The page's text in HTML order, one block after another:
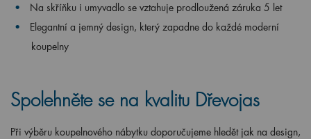
Na skříňku i umyvadlo se vztahuje prodloužená záruka 5 let
Elegantní a jemný design, který zapadne do každé moderní
koupelny
Spolehněte se na kvalitu Dřevojas
Při výběru koupelnového nábytku doporučujeme hledět jak na design,